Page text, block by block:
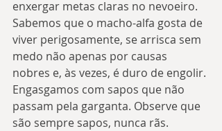
enxergar metas claras no nevoeiro.
Sabemos que o macho-alfa gosta de
viver perigosamente, se arrisca sem
medo não apenas por causas
nobres e, às vezes, é duro de engolir.
Engasgamos com sapos que não
passam pela garganta. Observe que
são sempre sapos, nunca rãs.